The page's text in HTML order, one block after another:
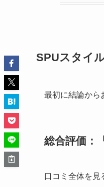
SPUスタイ
最初に結論から
総合評価：
口コミ全体を見